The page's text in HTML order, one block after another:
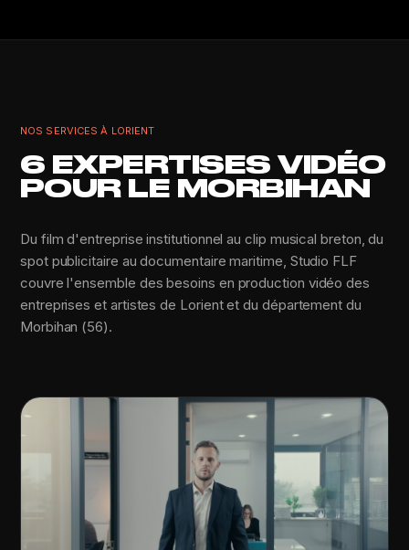
NOS SERVICES À LORIENT
6 EXPERTISES VIDÉO
POUR LE MORBIHAN
Du film d'entreprise institutionnel au clip musical breton, du
spot publicitaire au documentaire maritime, Studio FLF
couvre l'ensemble des besoins en production vidéo des
entreprises et artistes de Lorient et du département du
Morbihan (56).